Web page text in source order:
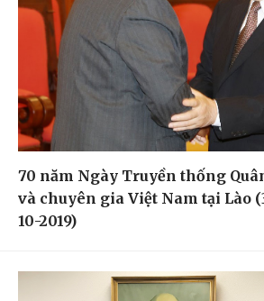
70 năm Ngày Truyền thống
và chuyên gia Việt Nam tại Lào
10-2019)